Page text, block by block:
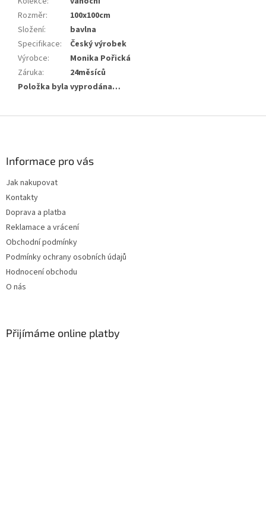
Rozměr:
100x100cm
Složení:
bavlna
Specifikace:
Český výrobek
Výrobce:
Monika Pořická
Záruka:
24měsíců
Položka byla vyprodána…
Informace pro vás
Jak nakupovat
Kontakty
Doprava a platba
Reklamace a vrácení
Obchodní podmínky
Podmínky ochrany osobních údajů
Hodnocení obchodu
O nás
Přijímáme online platby